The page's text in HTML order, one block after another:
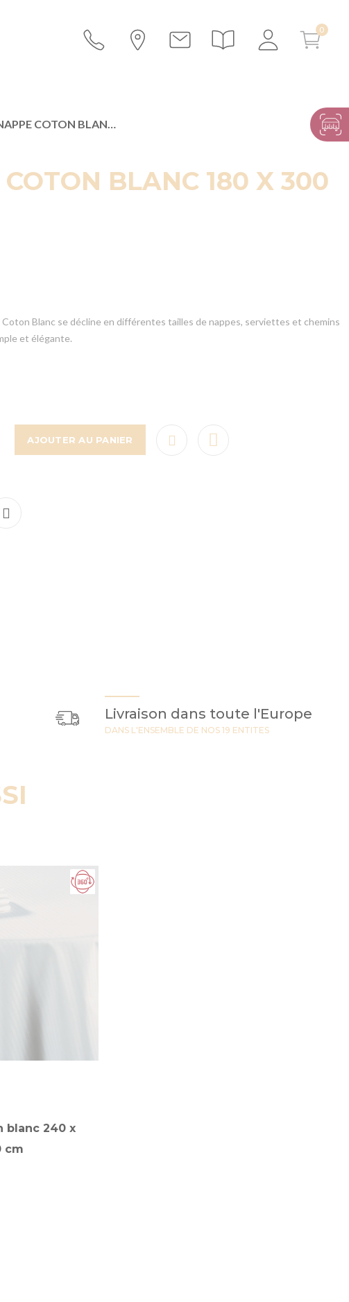
NAPPE COTON BLANC 180 X 300 CM
BLANC 180 X 300
Coton Blanc se décline en différentes tailles de nappes, serviettes et chemins
et élégante.
AJOUTER AU PANIER
Livraison dans toute l'Europe
DANS L'ENSEMBLE DE NOS 19 ENTITES
blanc 240 x
cm